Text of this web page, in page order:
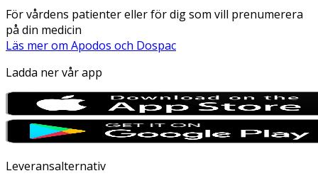
För vårdens patienter eller för dig som vill prenumerera
på din medicin
Läs mer om Apodos och Dospac
Ladda ner vår app
Leveransalternativ